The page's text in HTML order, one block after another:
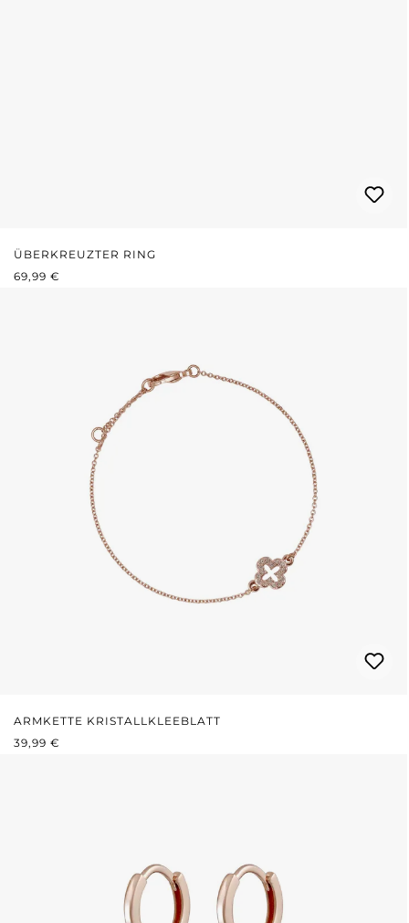
ÜBERKREUZTER RING
REGULÄRER PREIS:
69,99 €
ARMKETTE KRISTALLKLEEBLATT
REGULÄRER PREIS:
39,99 €